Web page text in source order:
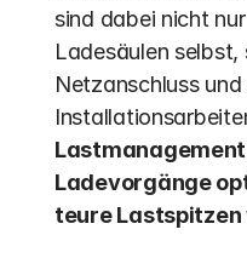
sind dabei nicht
Ladesäulen
Netzanschluss
Ladevorgänge
teure